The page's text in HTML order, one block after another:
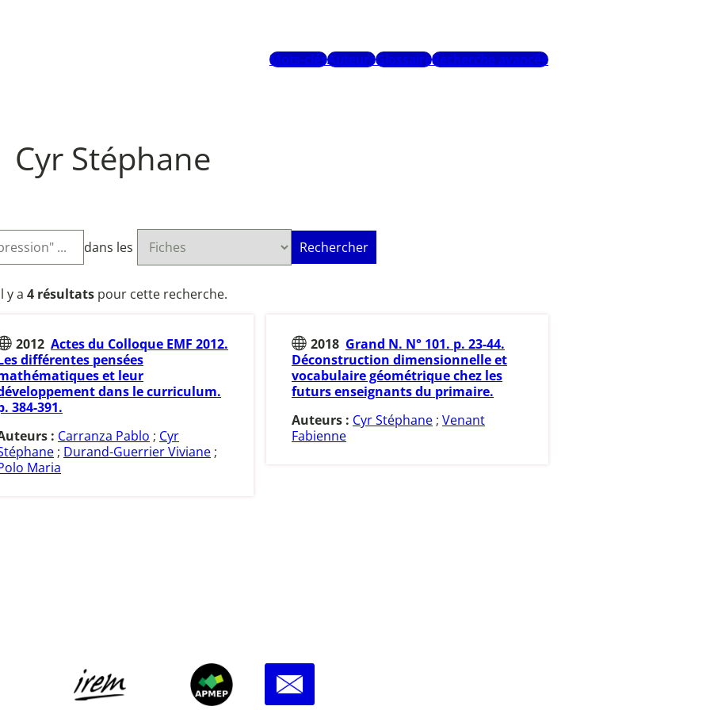
Mots-clésAuteursGlossaireRecherche avancée
Cyr Stéphane
dans les Rechercher
y a 4 résultats pour cette recherche.
2012 Actes du Colloque EMF 2012.
différentes pensées
et leur
dans le curriculum.
384-391.
: Carranza Pablo ; Cyr
; Durand-Guerrier Viviane ;
Maria
2018 Grand N. N° 101. p. 23-44.
Déconstruction dimensionnelle et
vocabulaire géométrique chez les
futurs enseignants du primaire.
Auteurs : Cyr Stéphane ; Venant
Fabienne